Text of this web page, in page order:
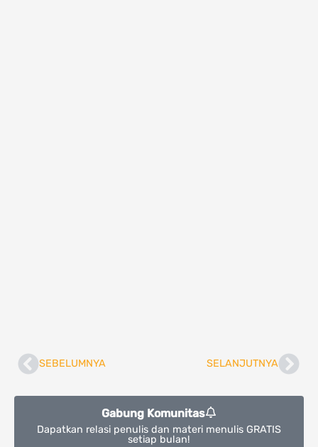
PrevSEBELUMNYA SELANJUTNYA
Gabung Komunitas
Dapatkan relasi penulis dan materi menulis GRATIS
setiap bulan!